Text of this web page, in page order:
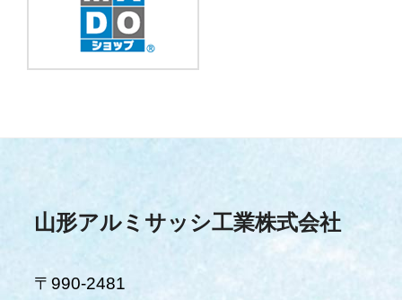
山形アルミサッシ工業株式会社
〒990-2481